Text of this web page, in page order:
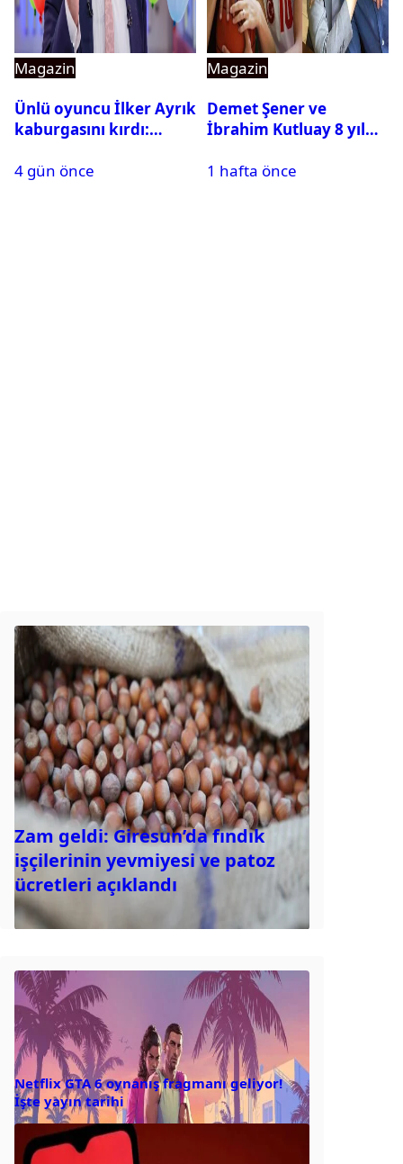
Magazin
Ünlü oyuncu İlker Ayrık
kaburgasını kırdı:
4 gün önce
Magazin
Demet Şener ve
İbrahim Kutluay 8 yıl
Ailece Yunanistan
1 hafta önce
Zam geldi: Giresun’da fındık
işçilerinin yevmiyesi ve patoz
ücretleri açıklandı
Netflix GTA 6 oynanış fragmanı geliyor!
İşte yayın tarihi